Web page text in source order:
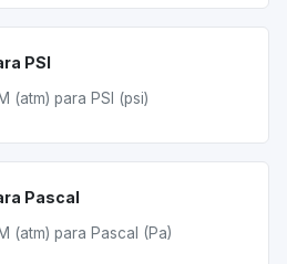
PSI
(atm) para PSI (psi)
Pascal
(atm) para Pascal (Pa)